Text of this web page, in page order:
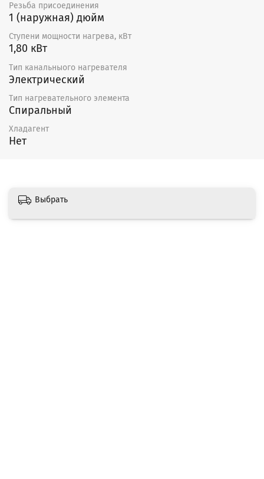
Резьба присоединения
1 (наружная) дюйм
Ступени мощности нагрева, кВт
1,80 кВт
Тип канальныого нагревателя
Электрический
Тип нагревательного элемента
Спиральный
Хладагент
Нет
Выбрать